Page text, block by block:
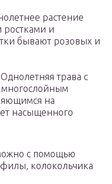
растение
ростками и
бывают розовых и
трава с
на
насыщенного
с помощью
колокольчика